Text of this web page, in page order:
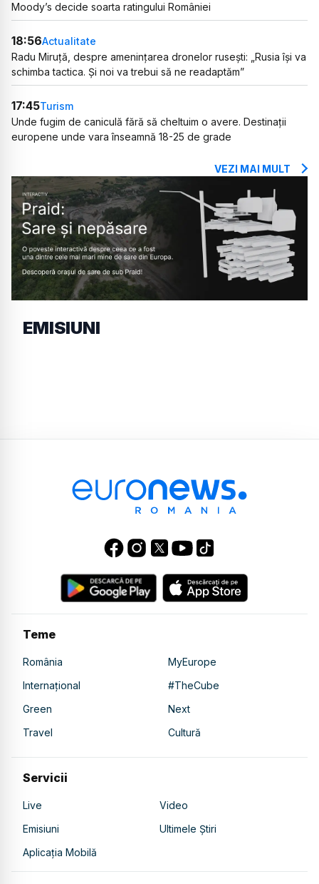
Moody’s decide soarta ratingului României
18:56Actualitate
Radu Miruță, despre amenințarea dronelor rusești: „Rusia își va
schimba tactica. Și noi va trebui să ne readaptăm”
17:45Turism
Unde fugim de caniculă fără să cheltuim o avere. Destinații
europene unde vara înseamnă 18-25 de grade
VEZI MAI MULT
EMISIUNI
Teme
România
MyEurope
Internațional
#TheCube
Green
Next
Travel
Cultură
Servicii
Live
Video
Emisiuni
Ultimele Știri
Aplicația Mobilă